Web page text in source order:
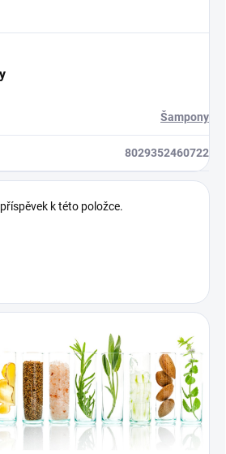
Šampony
8029352460722
k této položce.